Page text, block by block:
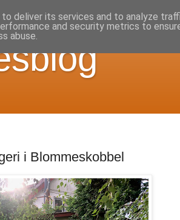
i Blommeskobbel
deliver its services and to analyze
and security metrics to
abuse.